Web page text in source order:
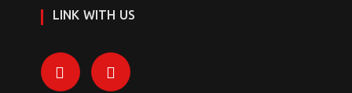
LINK WITH US